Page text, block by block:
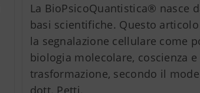
La BioPsicoQuantistica® nasce
basi scientifiche. Questo
la segnalazione cellulare come
biologia molecolare, coscienza e
trasformazione, secondo il
dott. Petti.